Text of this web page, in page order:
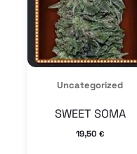
Uncategorized
SWEET SOMA
19,50 €